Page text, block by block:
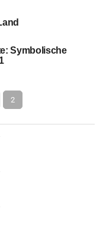
Symbolische
2